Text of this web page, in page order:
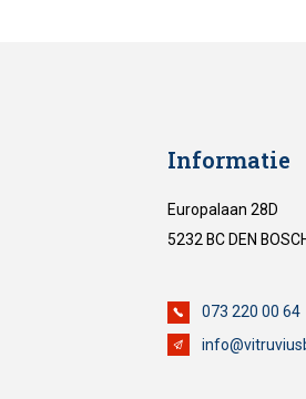
Informatie
Europalaan 28D
5232 BC DEN
073 220 00 64